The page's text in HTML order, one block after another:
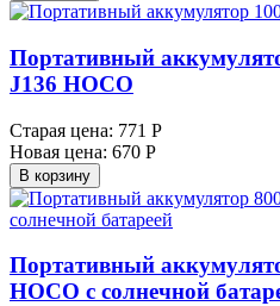
Портативный
J136 HOCO
Старая цена: 771 Р
Новая цена: 670 Р
В корзину
Портативный
HOCO с солнечной